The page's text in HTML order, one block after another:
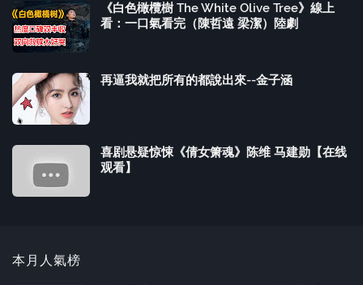
《白色橄欖樹 The White Olive Tree》線上
看：一口氣看完（陳哲遠 梁潔）陸劇
再逼我就把所有的都說出來--金子涵
喜剧悬疑惊悚《倩女箫魂》陈维 马建勋【在线
观看】
本月人氣榜